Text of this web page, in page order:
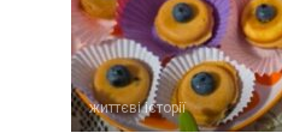
життєві історії